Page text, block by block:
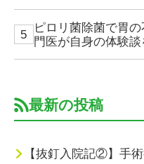
ピロリ菌除菌で胃
門医が自身の体験
最新の投稿
【抜釘入院記②】手